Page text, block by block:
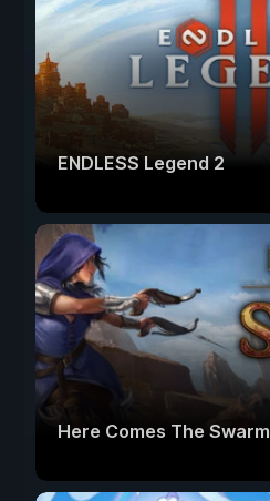
ENDLESS Legend 2
Here Comes The Swarm